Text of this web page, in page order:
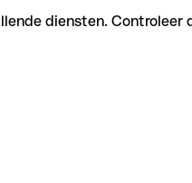
diensten. Controleer